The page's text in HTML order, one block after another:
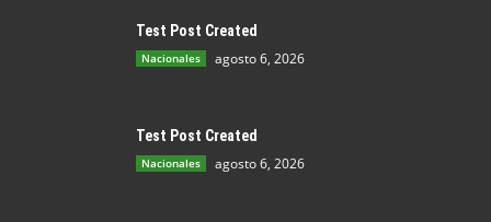
Test Post Created
Nacionales agosto 6, 2026
Test Post Created
Nacionales agosto 6, 2026